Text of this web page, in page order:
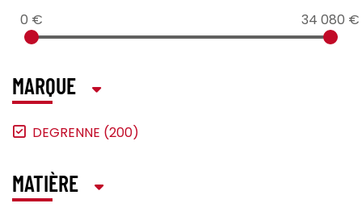
0 € 34 080 €
MARQUE
DEGRENNE (200)
MATIÈRE